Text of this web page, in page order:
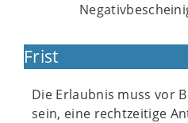
Frist
Die Erlaubnis muss vor
sein, eine rechtzeitige